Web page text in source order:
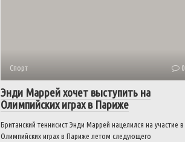
Спорт 0
Энди Маррей хочет выступить на
Олимпийских играх в Париже
Британский теннисист Энди Маррей нацелился на участие в
Олимпийских играх в Париже летом следующего